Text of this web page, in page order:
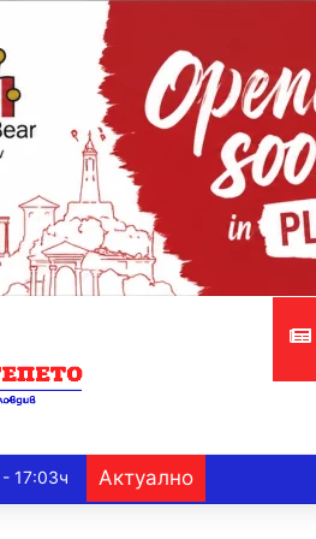
17:03ч Актуално